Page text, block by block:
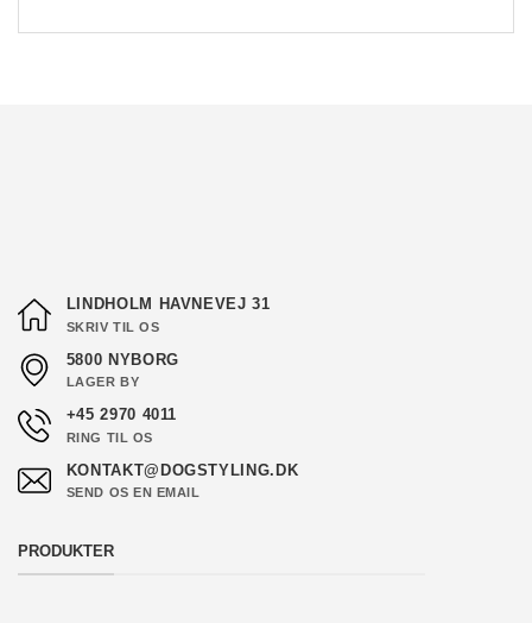
LINDHOLM HAVNEVEJ 31
SKRIV TIL OS
5800 NYBORG
LAGER BY
+45 2970 4011
RING TIL OS
KONTAKT@DOGSTYLING.DK
SEND OS EN EMAIL
PRODUKTER